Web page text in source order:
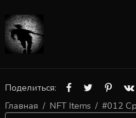
Поделиться:
Главная / NFT Items / #012